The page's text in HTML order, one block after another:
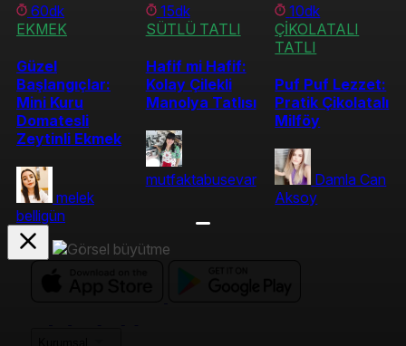
60dk
EKMEK
Güzel
Başlangıçlar:
Mini Kuru
Domatesli
Zeytinli Ekmek
melek
belligün
15dk
SÜTLÜ TATLI
Hafif mi Hafif:
Kolay Çilekli
Manolya Tatlısı
mutfaktabusevar
10dk
ÇİKOLATALI
TATLI
Puf Puf Lezzet:
Pratik Çikolatalı
Milföy
Damla Can
Aksoy